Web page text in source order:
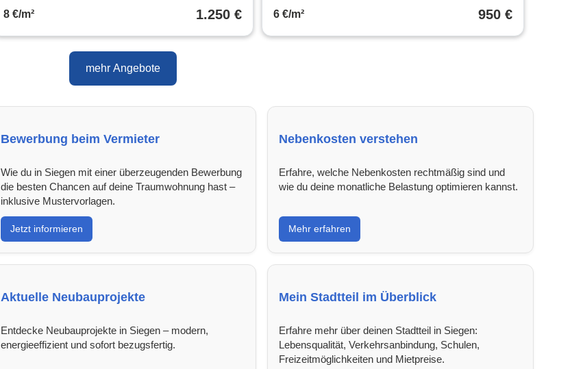
8 €/m² 1.250 € 6 €/m² 950 €
mehr Angebote
Bewerbung beim Vermieter
Wie du in Siegen mit einer überzeugenden Bewerbung
die besten Chancen auf deine Traumwohnung hast –
inklusive Mustervorlagen.
Jetzt informieren
Nebenkosten verstehen
Erfahre, welche Nebenkosten rechtmäßig sind und
wie du deine monatliche Belastung optimieren kannst.
Mehr erfahren
Aktuelle Neubauprojekte
Entdecke Neubauprojekte in Siegen – modern,
energieeffizient und sofort bezugsfertig.
Mein Stadtteil im Überblick
Erfahre mehr über deinen Stadtteil in Siegen:
Lebensqualität, Verkehrsanbindung, Schulen,
Freizeitmöglichkeiten und Mietpreise.